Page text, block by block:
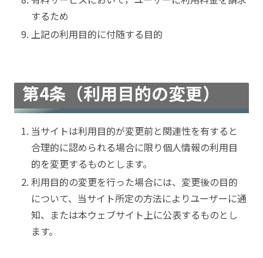
するため
上記の利用目的に付随する目的
第4条（利用目的の変更）
当サイトは利用目的が変更前と関連性を有すると
合理的に認められる場合に限り個人情報の利用目
的を変更するものとします。
利用目的の変更を行った場合には、変更後の目的
について、当サイト所定の方法によりユーザーに通
知、または本ウェブサイト上に公表するものとし
ます。